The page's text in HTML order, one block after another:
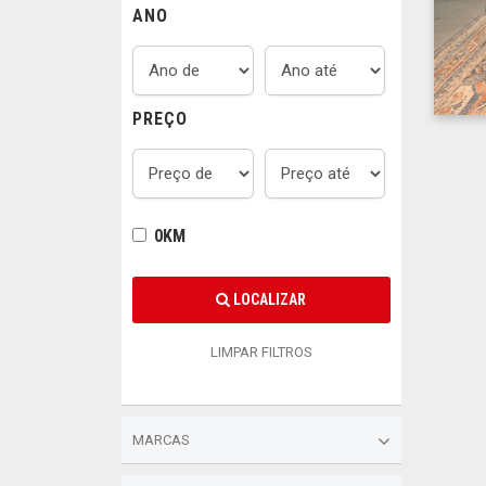
ANO
PREÇO
0KM
LOCALIZAR
LIMPAR FILTROS
MARCAS